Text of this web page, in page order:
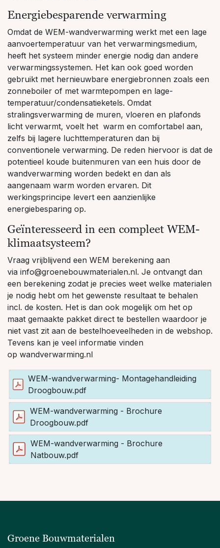
Energiebesparende verwarming
Omdat de WEM-wandverwarming werkt met een lage
aanvoertemperatuur van het verwarmingsmedium,
heeft het systeem minder energie nodig dan andere
verwarmingssystemen. Het kan ook goed worden
gebruikt met hernieuwbare energiebronnen zoals een
zonneboiler of met warmtepompen en lage-
temperatuur/condensatieketels. Omdat
stralingsverwarming de muren, vloeren en plafonds
licht verwarmt, voelt het warm en comfortabel aan,
zelfs bij lagere luchttemperaturen dan bij
conventionele verwarming. De reden hiervoor is dat de
potentieel koude buitenmuren van een huis door de
wandverwarming worden bedekt en dan als
aangenaam warm worden ervaren. Dit
werkingsprincipe levert een aanzienlijke
energiebesparing op.
Geïnteresseerd in een compleet WEM-
klimaatsysteem?
Vraag vrijblijvend een WEM berekening aan
via info@groenebouwmaterialen.nl. Je ontvangt dan
een berekening zodat je precies weet welke materialen
je nodig hebt om het gewenste resultaat te behalen
incl. de kosten. Het is dan ook mogelijk om het op
maat gemaakte pakket direct te bestellen waardoor je
niet vast zit aan de bestelhoeveelheden in de webshop.
Tevens kan je veel informatie vinden
op wandverwarming.nl
WEM-wandverwarming- Montagehandleiding
Droogbouw.pdf
WEM-wandverwarming - Brochure
Droogbouw.pdf
WEM-wandverwarming - Brochure
Natbouw.pdf
Groene Bouwmaterialen